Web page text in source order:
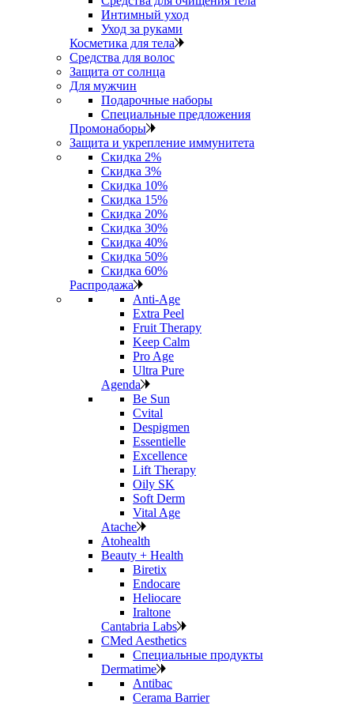
Интимный уход
Уход за руками
Косметика для тела
Средства для волос
Защита от солнца
Для мужчин
Подарочные наборы
Специальные предложения
Промонаборы
Защита и укрепление иммунитета
Скидка 2%
Скидка 3%
Скидка 10%
Скидка 15%
Скидка 20%
Скидка 30%
Скидка 40%
Скидка 50%
Скидка 60%
Распродажа
Anti‑Age
Extra Peel
Fruit Therapy
Keep Calm
Pro Age
Ultra Pure
Agenda
Be Sun
Cvital
Despigmen
Essentielle
Excellence
Lift Therapy
Oily SK
Soft Derm
Vital Age
Atache
Atohealth
Beauty + Health
Biretix
Endocare
Heliocare
Iraltone
Cantabria Labs
CMed Aesthetics
Специальные продукты
Dermatime
Antibac
Cerama Barrier